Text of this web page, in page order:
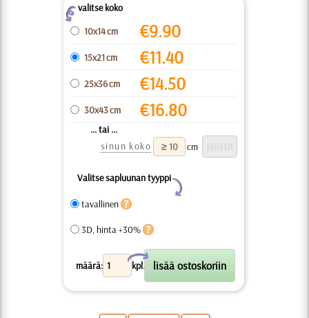
Zvalitse koko
10x14 cm
€9.90
15x21 cm €11.40
25x36 cm €14.50
30x43 cm €16.80
... tai ...
sinun koko
cm
Valitse sapluunan tyyppi
Y
tavallinen
3D, hinta +30%
määrä: kpl.
X